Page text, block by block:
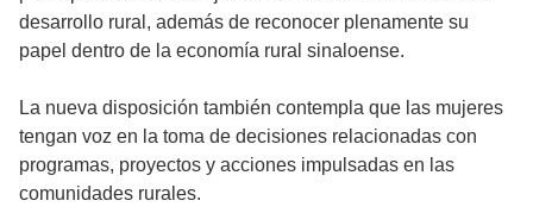
desarrollo rural, además de reconocer plenamente su
papel dentro de la economía rural sinaloense.
La nueva disposición también contempla que las mujeres
tengan voz en la toma de decisiones relacionadas con
programas, proyectos y acciones impulsadas en las
comunidades rurales.